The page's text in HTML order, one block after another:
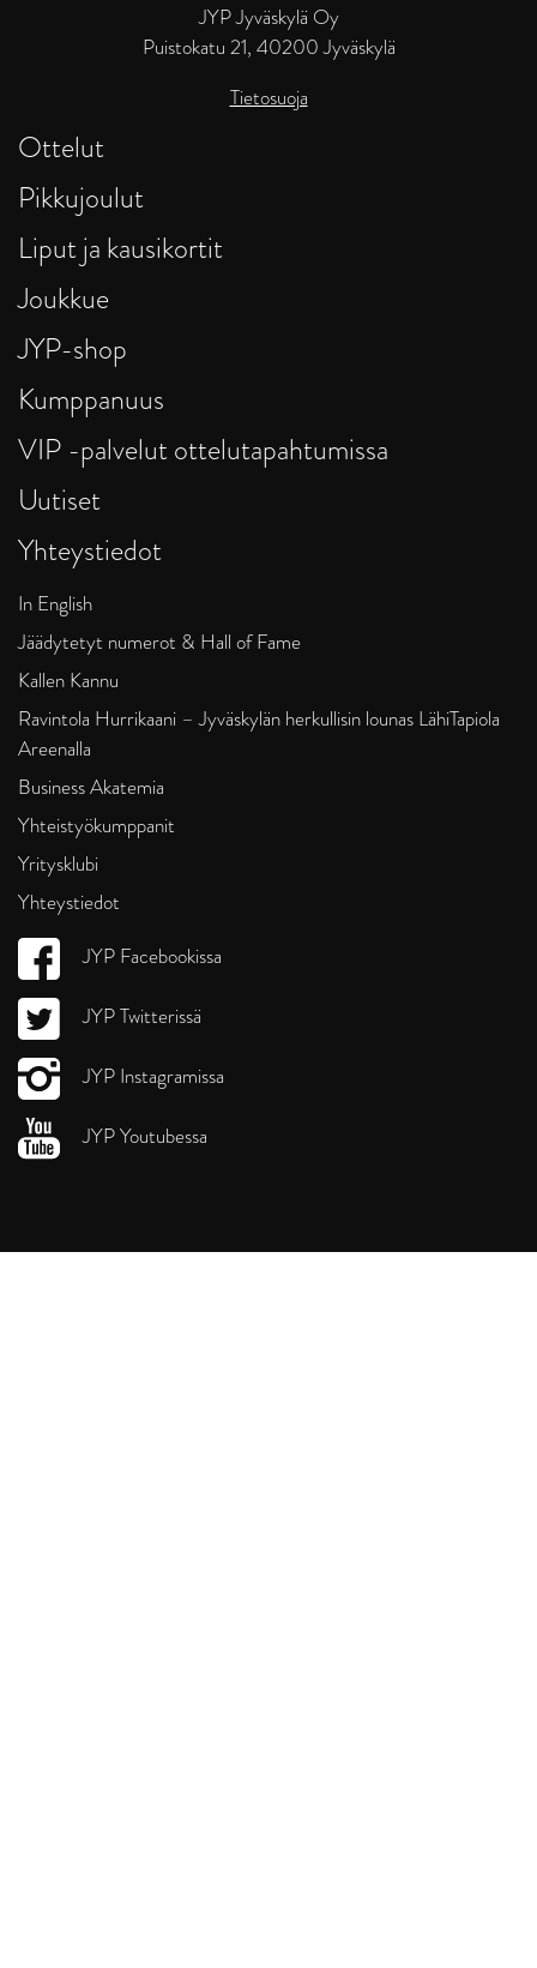
JYP Jyväskylä Oy
Puistokatu 21, 40200 Jyväskylä
Tietosuoja
Ottelut
Pikkujoulut
Liput ja kausikortit
Joukkue
JYP-shop
Kumppanuus
VIP -palvelut ottelutapahtumissa
Uutiset
Yhteystiedot
In English
Jäädytetyt numerot & Hall of Fame
Kallen Kannu
Ravintola Hurrikaani – Jyväskylän herkullisin lounas LähiTapiola
Areenalla
Business Akatemia
Yhteistyökumppanit
Yritysklubi
Yhteystiedot
JYP Facebookissa
JYP Twitterissä
JYP Instagramissa
JYP Youtubessa